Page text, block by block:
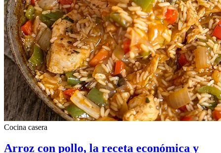
Cocina casera
Arroz con pollo, la receta económica y